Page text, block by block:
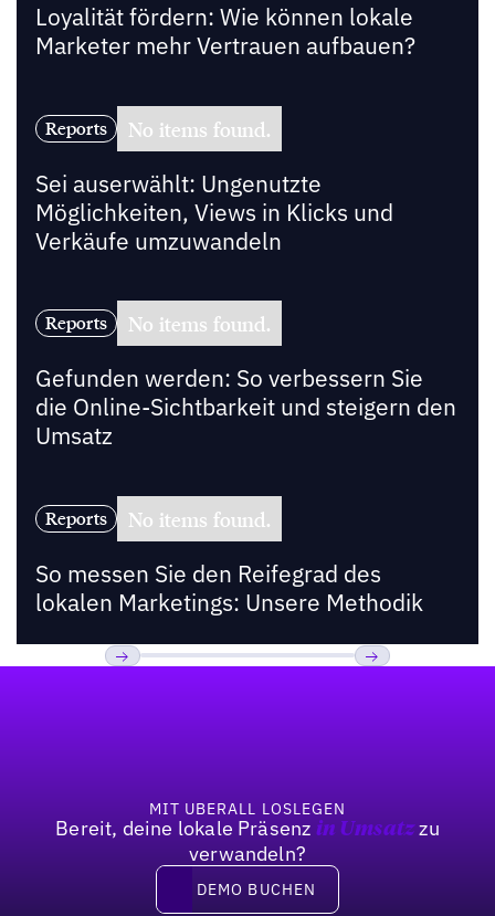
Loyalität fördern: Wie können lokale
Marketer mehr Vertrauen aufbauen?
Reports No items found.
Sei auserwählt: Ungenutzte
Möglichkeiten, Views in Klicks und
Verkäufe umzuwandeln
Reports No items found.
Gefunden werden: So verbessern Sie
die Online-Sichtbarkeit und steigern den
Umsatz
Reports No items found.
So messen Sie den Reifegrad des
lokalen Marketings: Unsere Methodik
MIT UBERALL LOSLEGEN
Bereit, deine lokale Präsenz in Umsatzzu
verwandeln?
DEMO BUCHEN
DEMO BUCHEN